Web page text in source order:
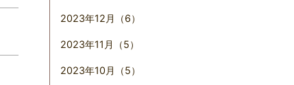
2023年12月（6）
2023年11月（5）
2023年10月（5）